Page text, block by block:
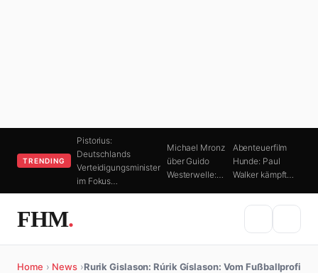
TRENDING
Pistorius:
Deutschlands
Verteidigungsminister
im Fokus…
Michael Mronz
über Guido
Westerwelle:…
Abenteuerfilm
Hunde: Paul
Walker kämpft…
FHM.
Home › News ›Rurik Gislason: Rúrik Gíslason: Vom Fußballprofi